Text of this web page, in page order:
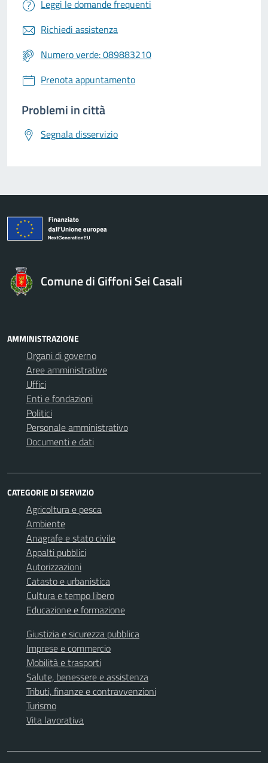
Leggi le domande frequenti
Richiedi assistenza
Numero verde: 089883210
Prenota appuntamento
Problemi in città
Segnala disservizio
Comune di Giffoni Sei Casali
AMMINISTRAZIONE
Organi di governo
Aree amministrative
Uffici
Enti e fondazioni
Politici
Personale amministrativo
Documenti e dati
CATEGORIE DI SERVIZIO
Agricoltura e pesca
Ambiente
Anagrafe e stato civile
Appalti pubblici
Autorizzazioni
Catasto e urbanistica
Cultura e tempo libero
Educazione e formazione
Giustizia e sicurezza pubblica
Imprese e commercio
Mobilità e trasporti
Salute, benessere e assistenza
Tributi, finanze e contravvenzioni
Turismo
Vita lavorativa